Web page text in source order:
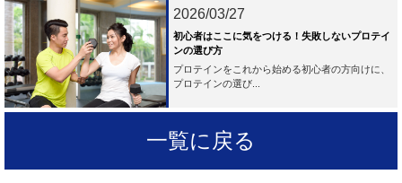
2026/03/27
初心者はここに気をつける！失敗しないプロテイ
ンの選び方
プロテインをこれから始める初心者の方向けに、
プロテインの選び...
一覧に戻る